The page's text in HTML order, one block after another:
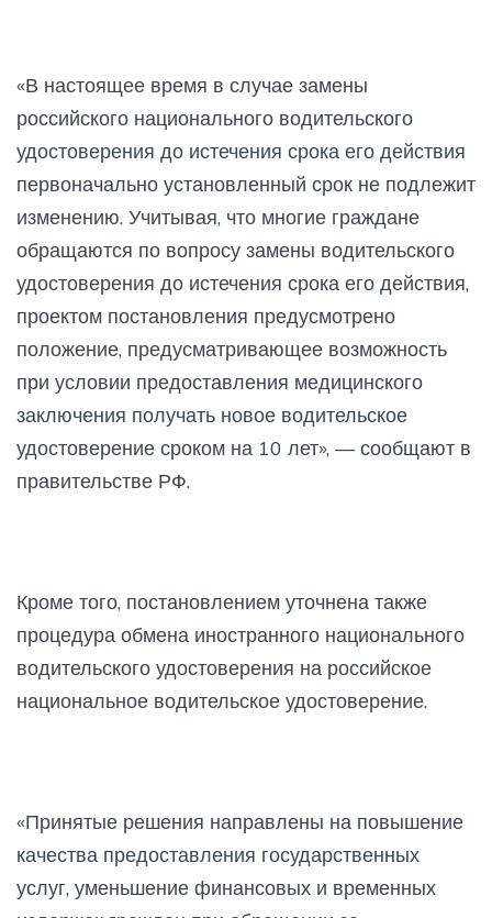
«В настоящее время в случае замены
российского национального водительского
удостоверения до истечения срока его действия
первоначально установленный срок не подлежит
изменению. Учитывая, что многие граждане
обращаются по вопросу замены водительского
удостоверения до истечения срока его действия,
проектом постановления предусмотрено
положение, предусматривающее возможность
при условии предоставления медицинского
заключения получать новое водительское
удостоверение сроком на 10 лет», — сообщают в
правительстве РФ.
Кроме того, постановлением уточнена также
процедура обмена иностранного национального
водительского удостоверения на российское
национальное водительское удостоверение.
«Принятые решения направлены на повышение
качества предоставления государственных
услуг, уменьшение финансовых и временных